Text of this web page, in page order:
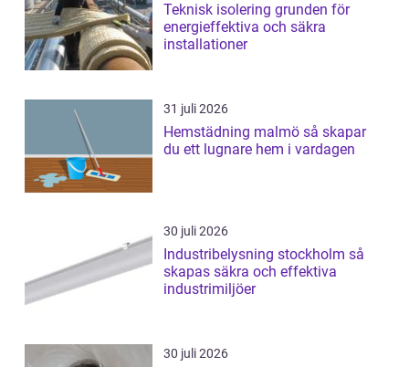
Teknisk isolering grunden för
energieffektiva och säkra
installationer
31 juli 2026
Hemstädning malmö så skapar
du ett lugnare hem i vardagen
30 juli 2026
Industribelysning stockholm så
skapas säkra och effektiva
industrimiljöer
30 juli 2026